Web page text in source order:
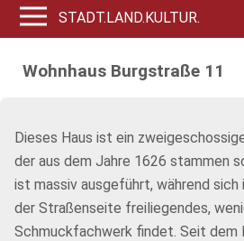
STADT.LAND.KULTUR.
Wohnhaus Burgstraße 11
Dieses Haus ist ein
der aus dem Jahre 1626 stammen
ist massiv ausgeführt, während sich
der Straßenseite freiliegendes,
Schmuckfachwerk findet. Seit dem